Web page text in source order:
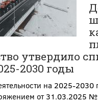
утвердило
2030 годы
на 2025-2030
от 31.03.2025